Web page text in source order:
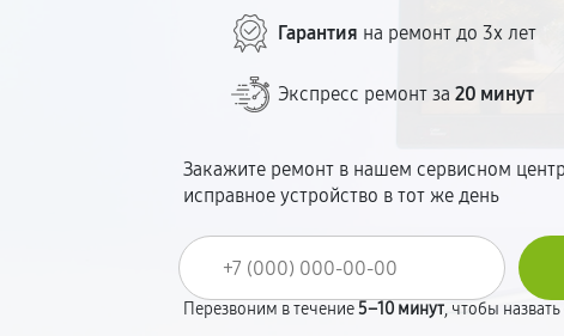
Гарантия на ремонт до 3х лет
Экспресс ремонт за20 минут
Закажите ремонт в нашем сервисном
исправное устройство в тот же день
Перезвоним в течение5–10 минут, чтобы